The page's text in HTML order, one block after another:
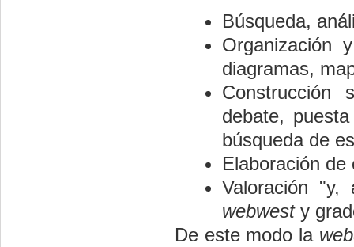
Búsqueda,
Organización
diagramas,
Construcción
debate,
búsqueda de
Elaboración
Valoración "y,
webwesty
De este modo la